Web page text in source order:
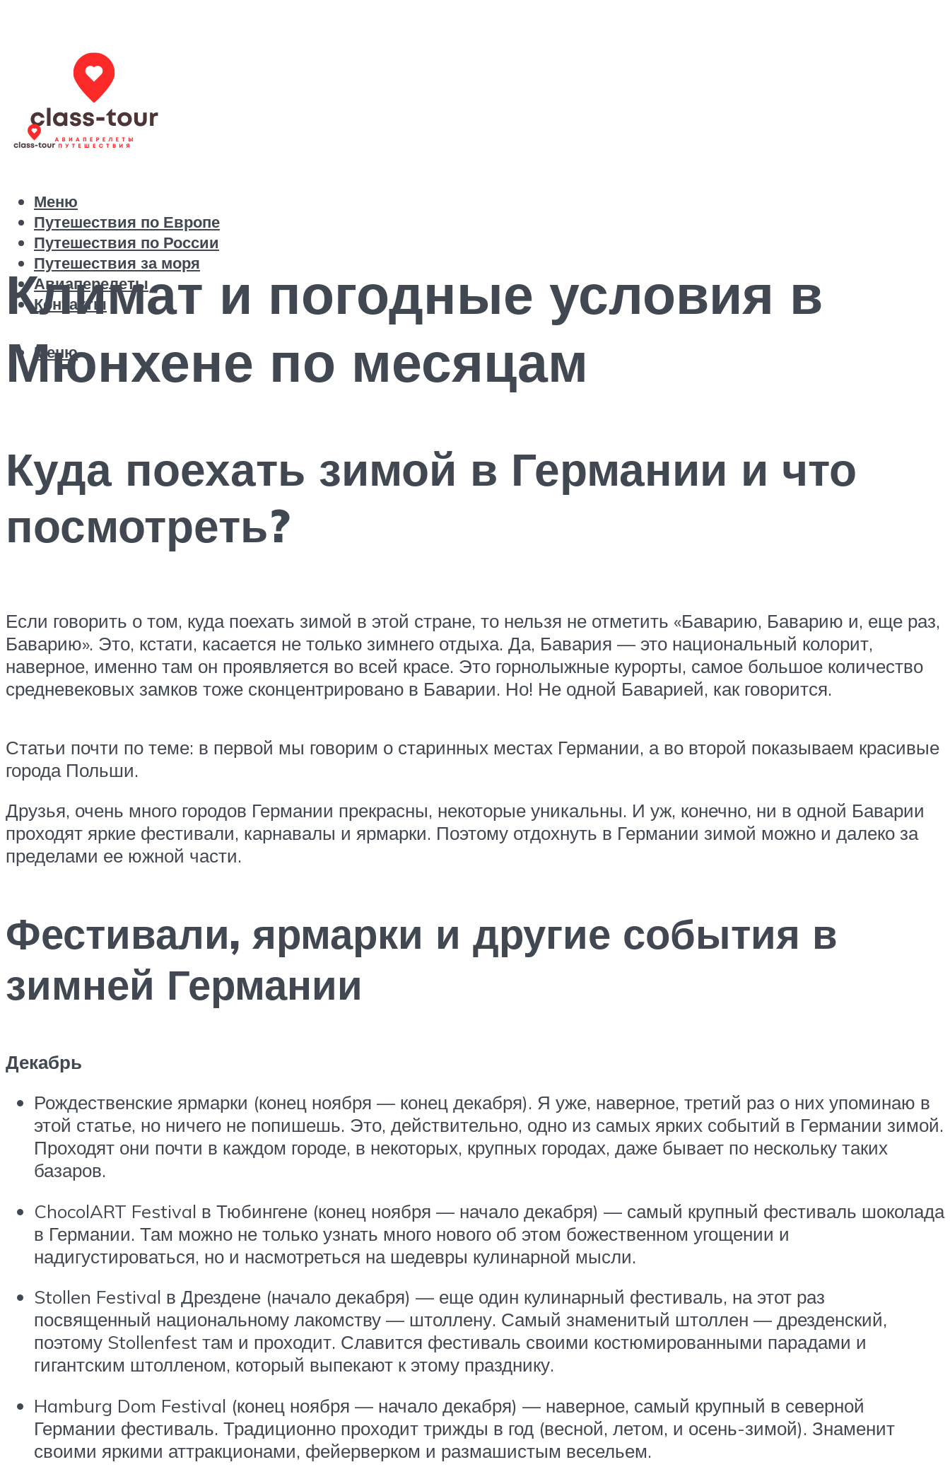
Путешествия по Европе
Путешествия по России
Путешествия за моря
Авиаперелеты
Контакты
Меню
Меню
Климат и погодные условия в
Мюнхене по месяцам
Куда поехать зимой в Германии и что
посмотреть?
Если говорить о том, куда поехать зимой в этой стране, то нельзя не отметить «Баварию, Баварию и, еще раз,
Баварию». Это, кстати, касается не только зимнего отдыха. Да, Бавария — это национальный колорит,
наверное, именно там он проявляется во всей красе. Это горнолыжные курорты, самое большое количество
средневековых замков тоже сконцентрировано в Баварии. Но! Не одной Баварией, как говорится.
Статьи почти по теме: в первой мы говорим о старинных местах Германии, а во второй показываем красивые
города Польши.
Друзья, очень много городов Германии прекрасны, некоторые уникальны. И уж, конечно, ни в одной Баварии
проходят яркие фестивали, карнавалы и ярмарки. Поэтому отдохнуть в Германии зимой можно и далеко за
пределами ее южной части.
Фестивали, ярмарки и другие события в
зимней Германии
Декабрь
Рождественские ярмарки (конец ноября — конец декабря). Я уже, наверное, третий раз о них упоминаю в
этой статье, но ничего не попишешь. Это, действительно, одно из самых ярких событий в Германии зимой.
Проходят они почти в каждом городе, в некоторых, крупных городах, даже бывает по нескольку таких
базаров.
ChocolART Festival в Тюбингене (конец ноября — начало декабря) — самый крупный фестиваль шоколада
в Германии. Там можно не только узнать много нового об этом божественном угощении и
надигустироваться, но и насмотреться на шедевры кулинарной мысли.
Stollen Festival в Дрездене (начало декабря) — еще один кулинарный фестиваль, на этот раз
посвященный национальному лакомству — штоллену. Самый знаменитый штоллен — дрезденский,
поэтому Stollenfest там и проходит. Славится фестиваль своими костюмированными парадами и
гигантским штолленом, который выпекают к этому празднику.
Hamburg Dom Festival (конец ноября — начало декабря) — наверное, самый крупный в северной
Германии фестиваль. Традиционно проходит трижды в год (весной, летом, и осень-зимой). Знаменит
своими яркими аттракционами, фейерверком и размашистым весельем.